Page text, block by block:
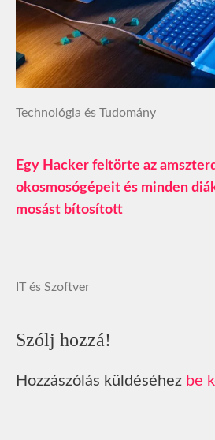
Technológia és Tudomány
Egy Hacker feltörte az
okosmosógépeit és minden
mosást bítosított
IT és Szoftver
Szólj hozzá!
Hozzászólás küldéséhez be